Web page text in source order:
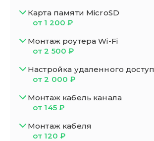
Карта памяти MicroSD
от 1 200 ₽
Монтаж роутера Wi-Fi
от 2 500 ₽
Настройка удаленного
от 2 000 ₽
Монтаж кабель канала
от 145 ₽
Монтаж кабеля
от 120 ₽